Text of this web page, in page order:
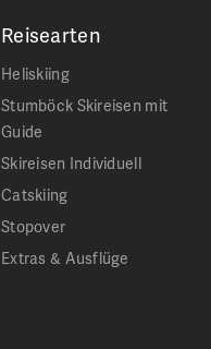
Reisearten
Heliskiing
Stumböck Skireisen mit
Guide
Skireisen Individuell
Catskiing
Stopover
Extras & Ausflüge